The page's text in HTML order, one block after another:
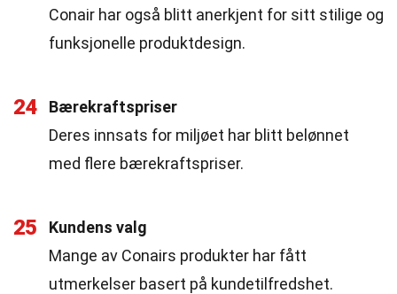
Conair har også blitt anerkjent for sitt stilige og
funksjonelle produktdesign.
24
Bærekraftspriser
Deres innsats for miljøet har blitt belønnet
med flere bærekraftspriser.
25
Kundens valg
Mange av Conairs produkter har fått
utmerkelser basert på kundetilfredshet.